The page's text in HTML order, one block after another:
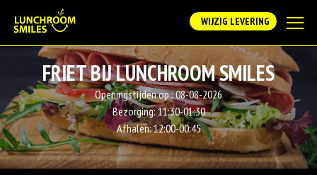
WIJZIG LEVERING
FRIET BIJ LUNCHROOM SMILES
Openingstijden op :08-08-2026
Bezorging:11:30-01:30
Afhalen:12:00-00:45